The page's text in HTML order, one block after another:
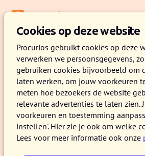
Cookies op deze website
Procurios gebruikt cookies op deze
verwerken we persoonsgegevens,
gebruiken cookies bijvoorbeeld om
laten werken, om jouw voorkeuren
meten hoe bezoekers de website
relevante advertenties te laten zien.
voorkeuren en toestemming
instellen'. Hier zie je ook om welke
Lees voor meer informatie ook onze
GRATIS DOWNLOAD
In zes stappen naar
community voor
vereniging